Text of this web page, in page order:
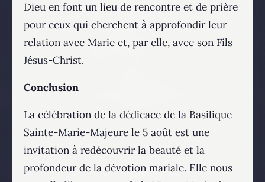
Dieu en font un lieu de rencontre et de prière
pour ceux qui cherchent à approfondir leur
relation avec Marie et, par elle, avec son Fils
Jésus-Christ.
Conclusion
La célébration de la dédicace de la Basilique
Sainte-Marie-Majeure le 5 août est une
invitation à redécouvrir la beauté et la
profondeur de la dévotion mariale. Elle nous